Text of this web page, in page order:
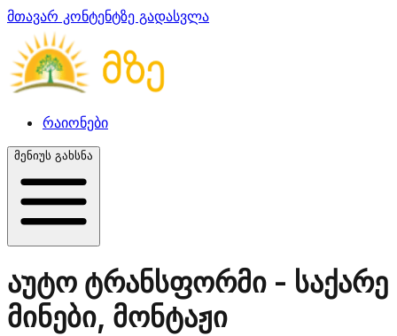
მთავარ კონტენტზე გადასვლა
რაიონები
მენიუს გახსნა
აუტო ტრანსფორმი - საქარე
მინები, მონტაჟი